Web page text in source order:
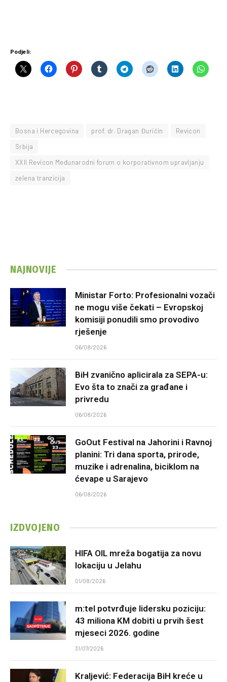
Podjeli:
Bosna i Hercegovina prof. dr. Dragan Đuričin
Revicon
Srbija
XXII Revicon Međunarodni forum o korporativnom upravljanju
zelena tranzicija
NAJNOVIJE
Ministar Forto: Profesionalni vozači
ne mogu više čekati – Evropskoj
komisiji ponudili smo provodivo
rješenje
06/08/2026
BiH zvanično aplicirala za SEPA-u:
Evo šta to znači za građane i
privredu
06/08/2026
GoOut Festival na Jahorini i Ravnoj
planini: Tri dana sporta, prirode,
muzike i adrenalina, biciklom na
ćevape u Sarajevo
06/08/2026
IZDVOJENO
HIFA OIL mreža bogatija za novu
lokaciju u Jelahu
01/08/2026
m:tel potvrđuje lidersku poziciju:
43 miliona KM dobiti u prvih šest
mjeseci 2026. godine
31/07/2026
Kraljević: Federacija BiH kreće u